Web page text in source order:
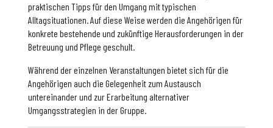
praktischen Tipps für den Umgang mit typischen
Alltagsituationen. Auf diese Weise werden die Angehörigen für
konkrete bestehende und zukünftige Herausforderungen in der
Betreuung und Pflege geschult.
Während der einzelnen Veranstaltungen bietet sich für die
Angehörigen auch die Gelegenheit zum Austausch
untereinander und zur Erarbeitung alternativer
Umgangsstrategien in der Gruppe.